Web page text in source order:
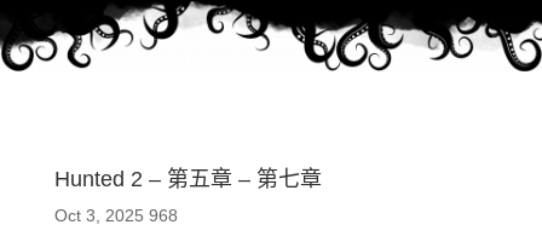
Hunted 2 – 第五章 – 第七章
Oct 3, 2025 968